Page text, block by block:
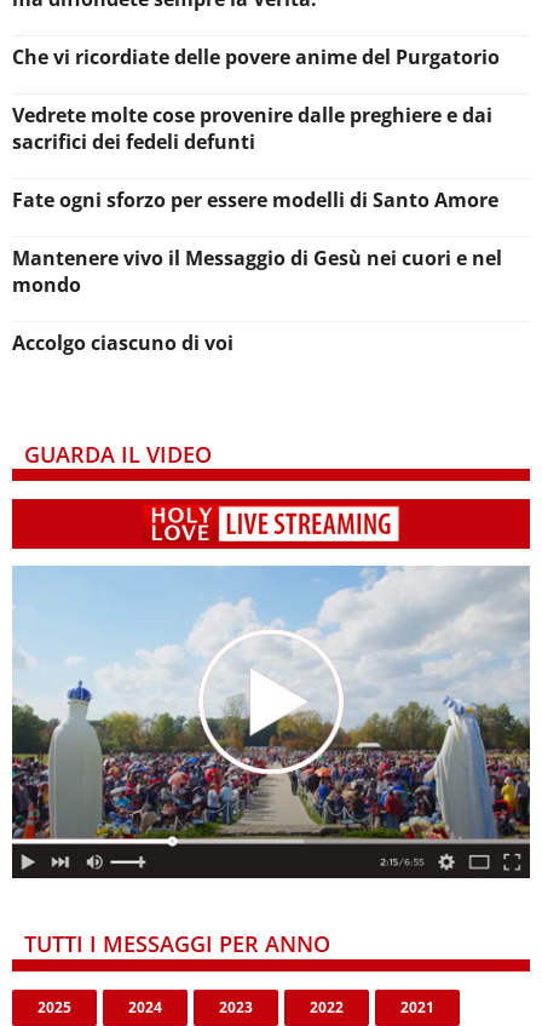
Che vi ricordiate delle povere anime del Purgatorio
Vedrete molte cose provenire dalle preghiere e dai
sacrifici dei fedeli defunti
Fate ogni sforzo per essere modelli di Santo Amore
Mantenere vivo il Messaggio di Gesù nei cuori e nel
mondo
Accolgo ciascuno di voi
GUARDA IL VIDEO
TUTTI I MESSAGGI PER ANNO
2025 2024 2023 2022 2021